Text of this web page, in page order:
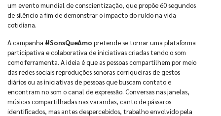
um evento mundial de conscientização, que propõe 60 segundos
de silêncio a fim de demonstrar o impacto do ruído na vida
cotidiana.
A campanha #SonsQueAmo pretende se tornar uma plataforma
participativa e colaborativa de iniciativas criadas tendo o som
como ferramenta. A ideia é que as pessoas compartilhem por meio
das redes sociais reproduções sonoras corriqueiras de gestos
diários ou as iniciativas de pessoas que buscam contato e
encontram no som o canal de expressão. Conversas nas janelas,
músicas compartilhadas nas varandas, canto de pássaros
identificados, mas antes despercebidos, trabalho envolvido pela